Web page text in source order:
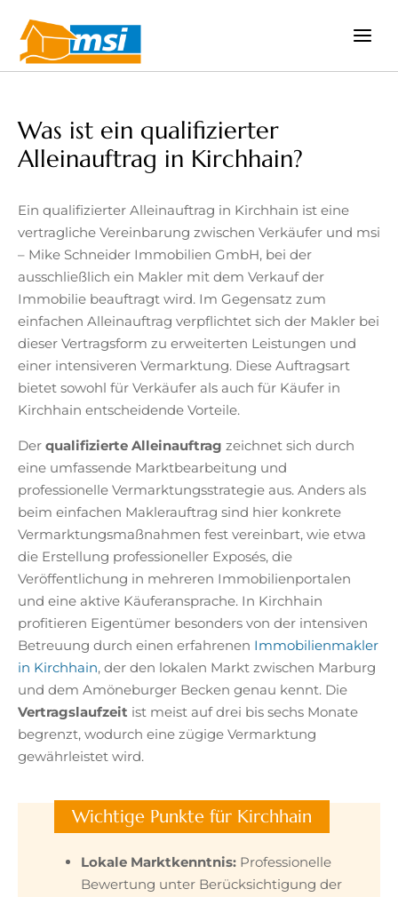
Inhalt
springen
Was ist ein qualifizierter
Alleinauftrag in Kirchhain?
Ein qualifizierter Alleinauftrag in Kirchhain ist eine
vertragliche Vereinbarung zwischen Verkäufer und msi
– Mike Schneider Immobilien GmbH, bei der
ausschließlich ein Makler mit dem Verkauf der
Immobilie beauftragt wird. Im Gegensatz zum
einfachen Alleinauftrag verpflichtet sich der Makler bei
dieser Vertragsform zu erweiterten Leistungen und
einer intensiveren Vermarktung. Diese Auftragsart
bietet sowohl für Verkäufer als auch für Käufer in
Kirchhain entscheidende Vorteile.
Der qualifizierte Alleinauftrag zeichnet sich durch
eine umfassende Marktbearbeitung und
professionelle Vermarktungsstrategie aus. Anders als
beim einfachen Maklerauftrag sind hier konkrete
Vermarktungsmaßnahmen fest vereinbart, wie etwa
die Erstellung professioneller Exposés, die
Veröffentlichung in mehreren Immobilienportalen
und eine aktive Käuferansprache. In Kirchhain
profitieren Eigentümer besonders von der intensiven
Betreuung durch einen erfahrenen Immobilienmakler
in Kirchhain, der den lokalen Markt zwischen Marburg
und dem Amöneburger Becken genau kennt. Die
Vertragslaufzeit ist meist auf drei bis sechs Monate
begrenzt, wodurch eine zügige Vermarktung
gewährleistet wird.
Wichtige Punkte für Kirchhain
Lokale Marktkenntnis: Professionelle
Bewertung unter Berücksichtigung der